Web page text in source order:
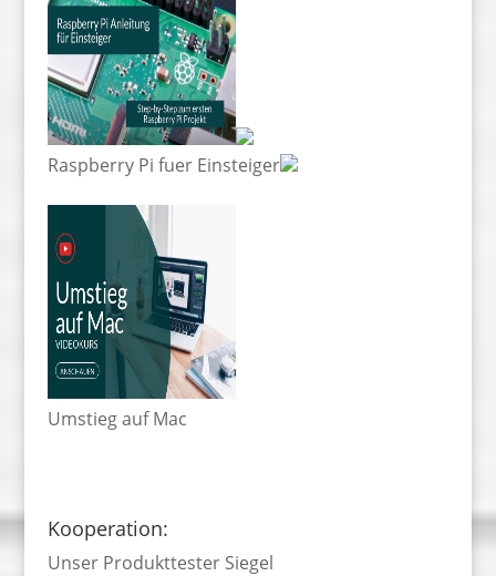
Raspberry Pi fuer Einsteiger
Umstieg auf Mac
Kooperation:
Unser Produkttester Siegel